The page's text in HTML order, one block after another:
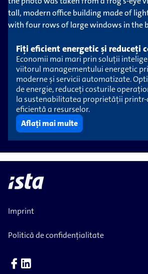
Fiți eficient energetic și reduceți
Economii mai mari prin soluții
viitorul managementului energetic
moderne și servicii automatizate.
de energie, reduceți costurile
la sustenabilitatea proprietății
eficientă a resurselor.
Aflați mai multe
Imprint
Politică de confidențialitate